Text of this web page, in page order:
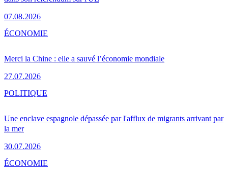
07.08.2026
Merci la Chine : elle a sauvé l’économie mondiale
27.07.2026
ÉCONOMIE
Une enclave espagnole dépassée par l'afflux de migrants arrivant par
la mer
30.07.2026
POLITIQUE
ÉCONOMIE